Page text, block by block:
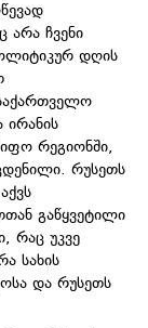
არა ჩვენი
დღის
რეგიონში,
რუსეთს
გაწყვეტილი
რაც უკვე
სახის
და რუსეთს